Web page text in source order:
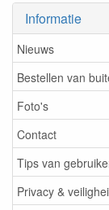
Informatie
Nieuws
Bestellen van
Foto's
Contact
Tips van
Privacy &